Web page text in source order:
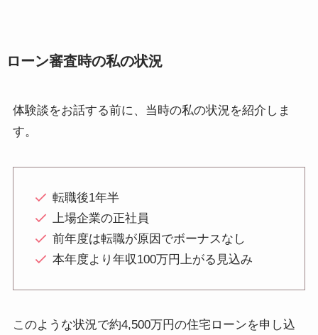
ローン審査時の私の状況
体験談をお話する前に、当時の私の状況を紹介しま
す。
転職後1年半
上場企業の正社員
前年度は転職が原因でボーナスなし
本年度より年収100万円上がる見込み
このような状況で約4,500万円の住宅ローンを申し込